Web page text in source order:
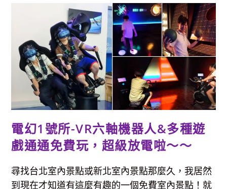
相
遇」，
八
里
順
遊
婚
紗
廣
場
半
日
電幻1號所-VR六軸機器人&多種遊
戲通通免費玩，超級放電啦～～
尋找台北室內景點或新北室內景點那麼久，我居然
到現在才知道有這麼有趣的一個免費室內景點！就